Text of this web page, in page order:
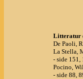
Litteratur
De Paoli,
La Stella,
- side 151,
Pocino,
- side 88,